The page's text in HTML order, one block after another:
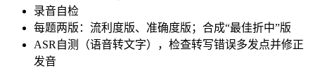
录音自检
每题两版：流利度版、准确度版；合成“最佳折中”版
ASR自测（语音转文字），检查转写错误多发点并修正
发音